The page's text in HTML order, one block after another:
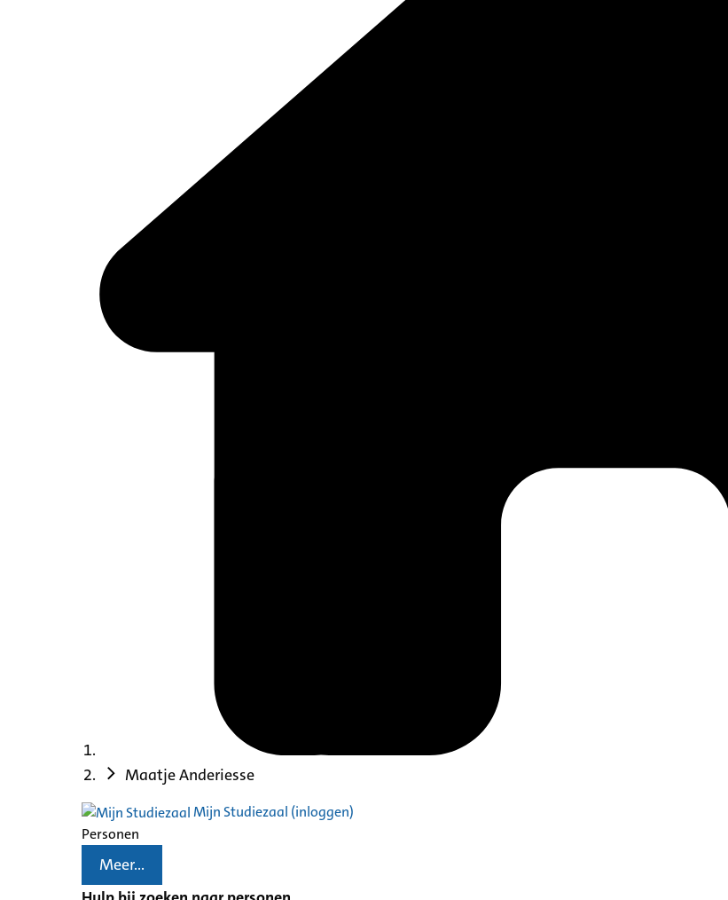
Maatje Anderiesse
Mijn Studiezaal (inloggen)
Personen
Meer...